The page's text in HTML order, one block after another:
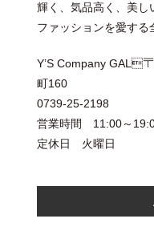
輝く、気品高く、美し
ファッションを愛する
Y’S Company GAL
町160
0739-25-2198
営業時間 11:00～
定休日 火曜日